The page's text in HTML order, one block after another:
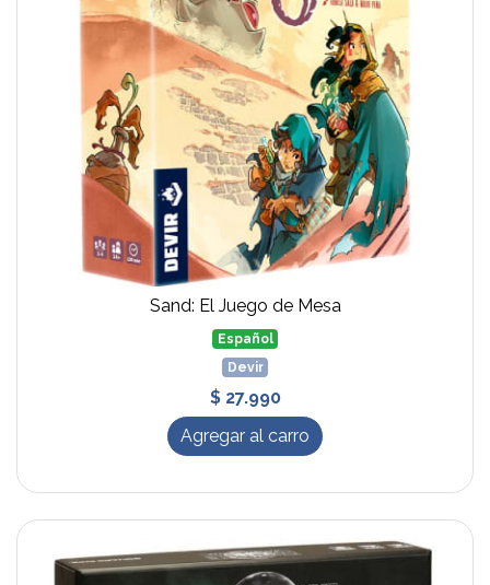
Sand: El Juego de Mesa
Español
Devir
$ 27.990
Agregar al carro